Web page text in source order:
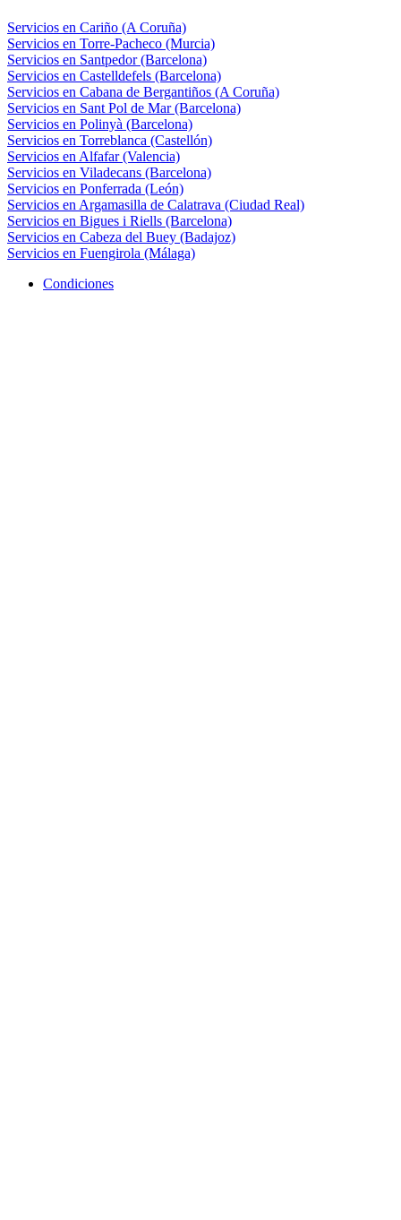
Servicios en Cariño (A Coruña)
Servicios en Torre-Pacheco (Murcia)
Servicios en Santpedor (Barcelona)
Servicios en Castelldefels (Barcelona)
Servicios en Cabana de Bergantiños (A Coruña)
Servicios en Sant Pol de Mar (Barcelona)
Servicios en Polinyà (Barcelona)
Servicios en Torreblanca (Castellón)
Servicios en Alfafar (Valencia)
Servicios en Viladecans (Barcelona)
Servicios en Ponferrada (León)
Servicios en Argamasilla de Calatrava (Ciudad Real)
Servicios en Bigues i Riells (Barcelona)
Servicios en Cabeza del Buey (Badajoz)
Servicios en Fuengirola (Málaga)
Condiciones